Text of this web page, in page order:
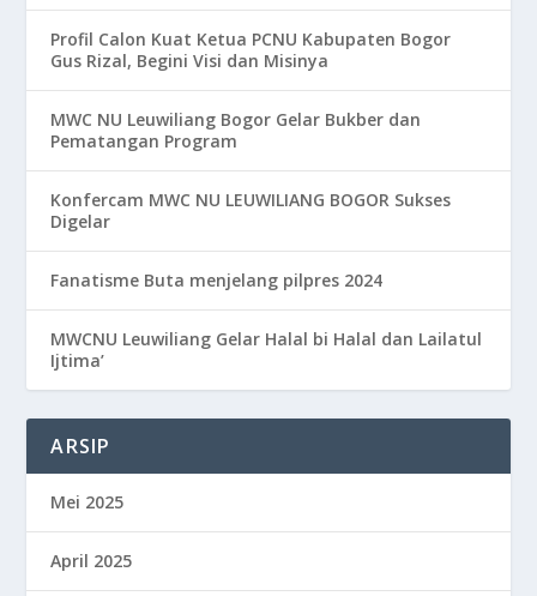
Profil Calon Kuat Ketua PCNU Kabupaten Bogor
Gus Rizal, Begini Visi dan Misinya
MWC NU Leuwiliang Bogor Gelar Bukber dan
Pematangan Program
Konfercam MWC NU LEUWILIANG BOGOR Sukses
Digelar
Fanatisme Buta menjelang pilpres 2024
MWCNU Leuwiliang Gelar Halal bi Halal dan Lailatul
Ijtima’
ARSIP
Mei 2025
April 2025